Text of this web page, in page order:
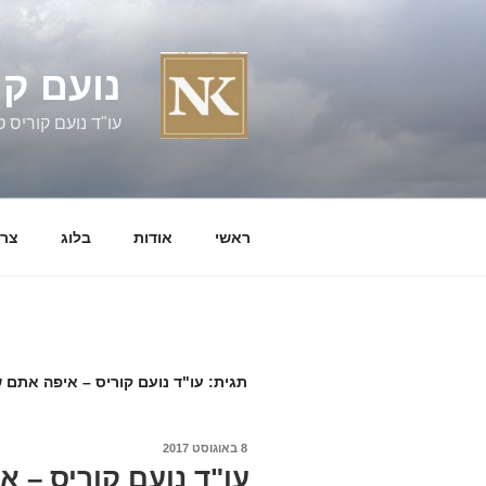
נועם
עו"ד נועם קוריס טל'
ראשי אודות בלוג
תגית: עו"ד נועם קוריס – איפה
פורסם
8 באוגוסט 2017
עו"ד נועם קוריס